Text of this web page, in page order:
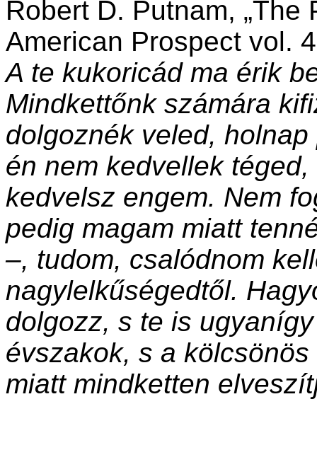
Robert D. Putnam, „The
American Prospect vol.
A te kukoricád ma érik
Mindkettőnk számára
dolgoznék veled,
én nem kedvellek
kedvelsz engem. Nem
pedig magam miatt
–, tudom, csalódnom
nagylelkűségedtől.
dolgozz, s te is
évszakok, s a
miatt mindketten